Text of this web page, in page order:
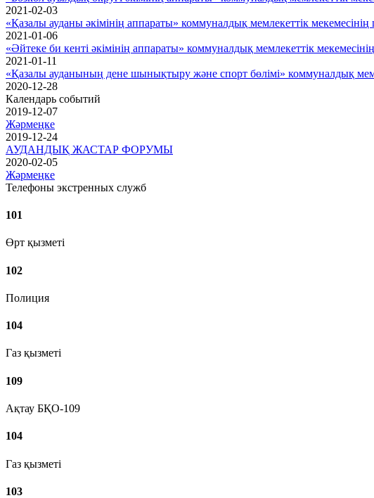
2021-02-03
«Қазалы ауданы әкімінің аппараты» коммуналдық мемлекеттік
2021-01-06
«Әйтеке би кенті әкімінің аппараты» коммуналдық мемлекеттік
2021-01-11
«Қазалы ауданының дене шынықтыру және спорт бөлімі» коммуналдық
2020-12-28
Календарь событий
2019-12-07
Жәрмеңке
2019-12-24
АУДАНДЫҚ ЖАСТАР ФОРУМЫ
2020-02-05
Жәрмеңке
Телефоны экстренных служб
101
Өрт қызметі
102
Полиция
104
Газ қызметі
109
Ақтау БҚО-109
104
Газ қызметі
103